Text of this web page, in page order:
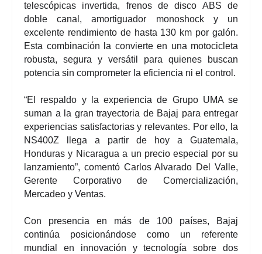
telescópicas invertida, frenos de disco ABS de
doble canal, amortiguador monoshock y un
excelente rendimiento de hasta 130 km por galón.
Esta combinación la convierte en una motocicleta
robusta, segura y versátil para quienes buscan
potencia sin comprometer la eficiencia ni el control.
“El respaldo y la experiencia de Grupo UMA se
suman a la gran trayectoria de Bajaj para entregar
experiencias satisfactorias y relevantes. Por ello, la
NS400Z llega a partir de hoy a Guatemala,
Honduras y Nicaragua a un precio especial por su
lanzamiento”, comentó Carlos Alvarado Del Valle,
Gerente Corporativo de Comercialización,
Mercadeo y Ventas.
Con presencia en más de 100 países,
Bajaj
continúa posicionándose como un referente
mundial en innovación y tecnología sobre dos